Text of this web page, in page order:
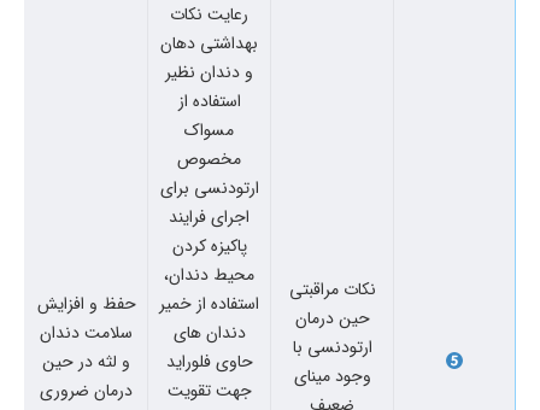
نکات مراقبتی
حین درمان
ارتودنسی با
وجود مینای
رعایت نکات
بهداشتی دهان
و دندان نظیر
استفاده از
مسواک
مخصوص
ارتودنسی برای
اجرای فرایند
پاکیزه کردن
محیط دندان،
استفاده از خمیر
دندان های
حاوی فلوراید
جهت تقویت
حفظ و افزایش
سلامت دندان
و لثه در حین
درمان ضروری